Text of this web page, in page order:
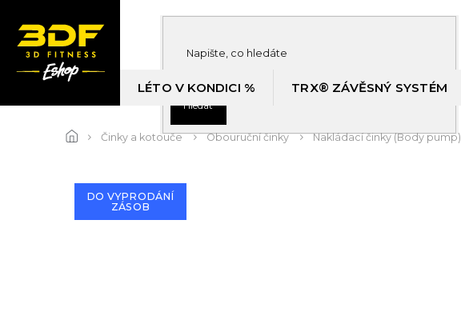
obsah
Hledat
LÉTO V KONDICI % TRX® ZÁVĚSNÝ SYSTÉM
Činky a kotouče Obouruční činky Nakládací činky (Body pump)
DO VYPRODÁNÍ
ZÁSOB